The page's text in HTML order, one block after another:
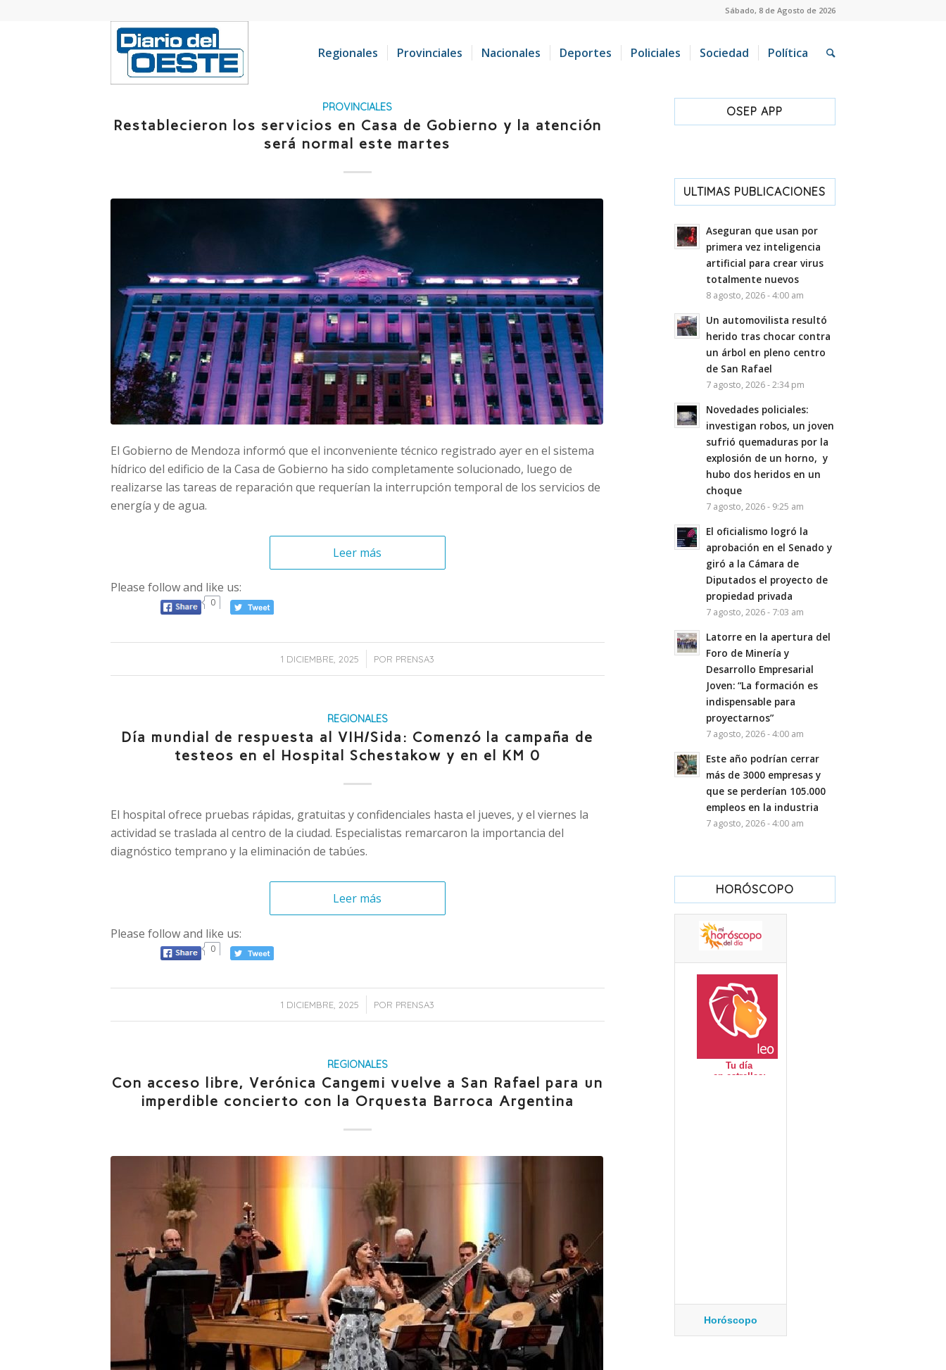
Sábado, 8 de Agosto de 2026
Regionales Provinciales Nacionales Deportes Policiales Sociedad Política
PROVINCIALES
Restablecieron los servicios en Casa de Gobierno y la atención
será normal este martes
El Gobierno de Mendoza informó que el inconveniente técnico registrado ayer en el sistema
hídrico del edificio de la Casa de Gobierno ha sido completamente solucionado, luego de
realizarse las tareas de reparación que requerían la interrupción temporal de los servicios de
energía y de agua.
Leer más
Please follow and like us:
0
1 DICIEMBRE, 2025
/ POR PRENSA3
REGIONALES
Día mundial de respuesta al VIH/Sida: Comenzó la campaña de
testeos en el Hospital Schestakow y en el KM 0
El hospital ofrece pruebas rápidas, gratuitas y confidenciales hasta el jueves, y el viernes la
actividad se traslada al centro de la ciudad. Especialistas remarcaron la importancia del
diagnóstico temprano y la eliminación de tabúes.
Leer más
Please follow and like us:
0
1 DICIEMBRE, 2025
/ POR PRENSA3
REGIONALES
Con acceso libre, Verónica Cangemi vuelve a San Rafael para un
imperdible concierto con la Orquesta Barroca Argentina
OSEP APP
ULTIMAS PUBLICACIONES
Aseguran que usan por
primera vez inteligencia
artificial para crear virus
totalmente nuevos
8 agosto, 2026 - 4:00 am
Un automovilista resultó
herido tras chocar contra
un árbol en pleno centro
de San Rafael
7 agosto, 2026 - 2:34 pm
Novedades policiales:
investigan robos, un joven
sufrió quemaduras por la
explosión de un horno, y
hubo dos heridos en un
choque
7 agosto, 2026 - 9:25 am
El oficialismo logró la
aprobación en el Senado y
giró a la Cámara de
Diputados el proyecto de
propiedad privada
7 agosto, 2026 - 7:03 am
Latorre en la apertura del
Foro de Minería y
Desarrollo Empresarial
Joven: “La formación es
indispensable para
proyectarnos”
7 agosto, 2026 - 4:00 am
Este año podrían cerrar
más de 3000 empresas y
que se perderían 105.000
empleos en la industria
7 agosto, 2026 - 4:00 am
HORÓSCOPO
Horóscopo